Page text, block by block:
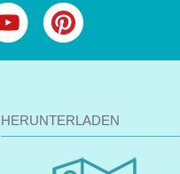
HERUNTERLADEN